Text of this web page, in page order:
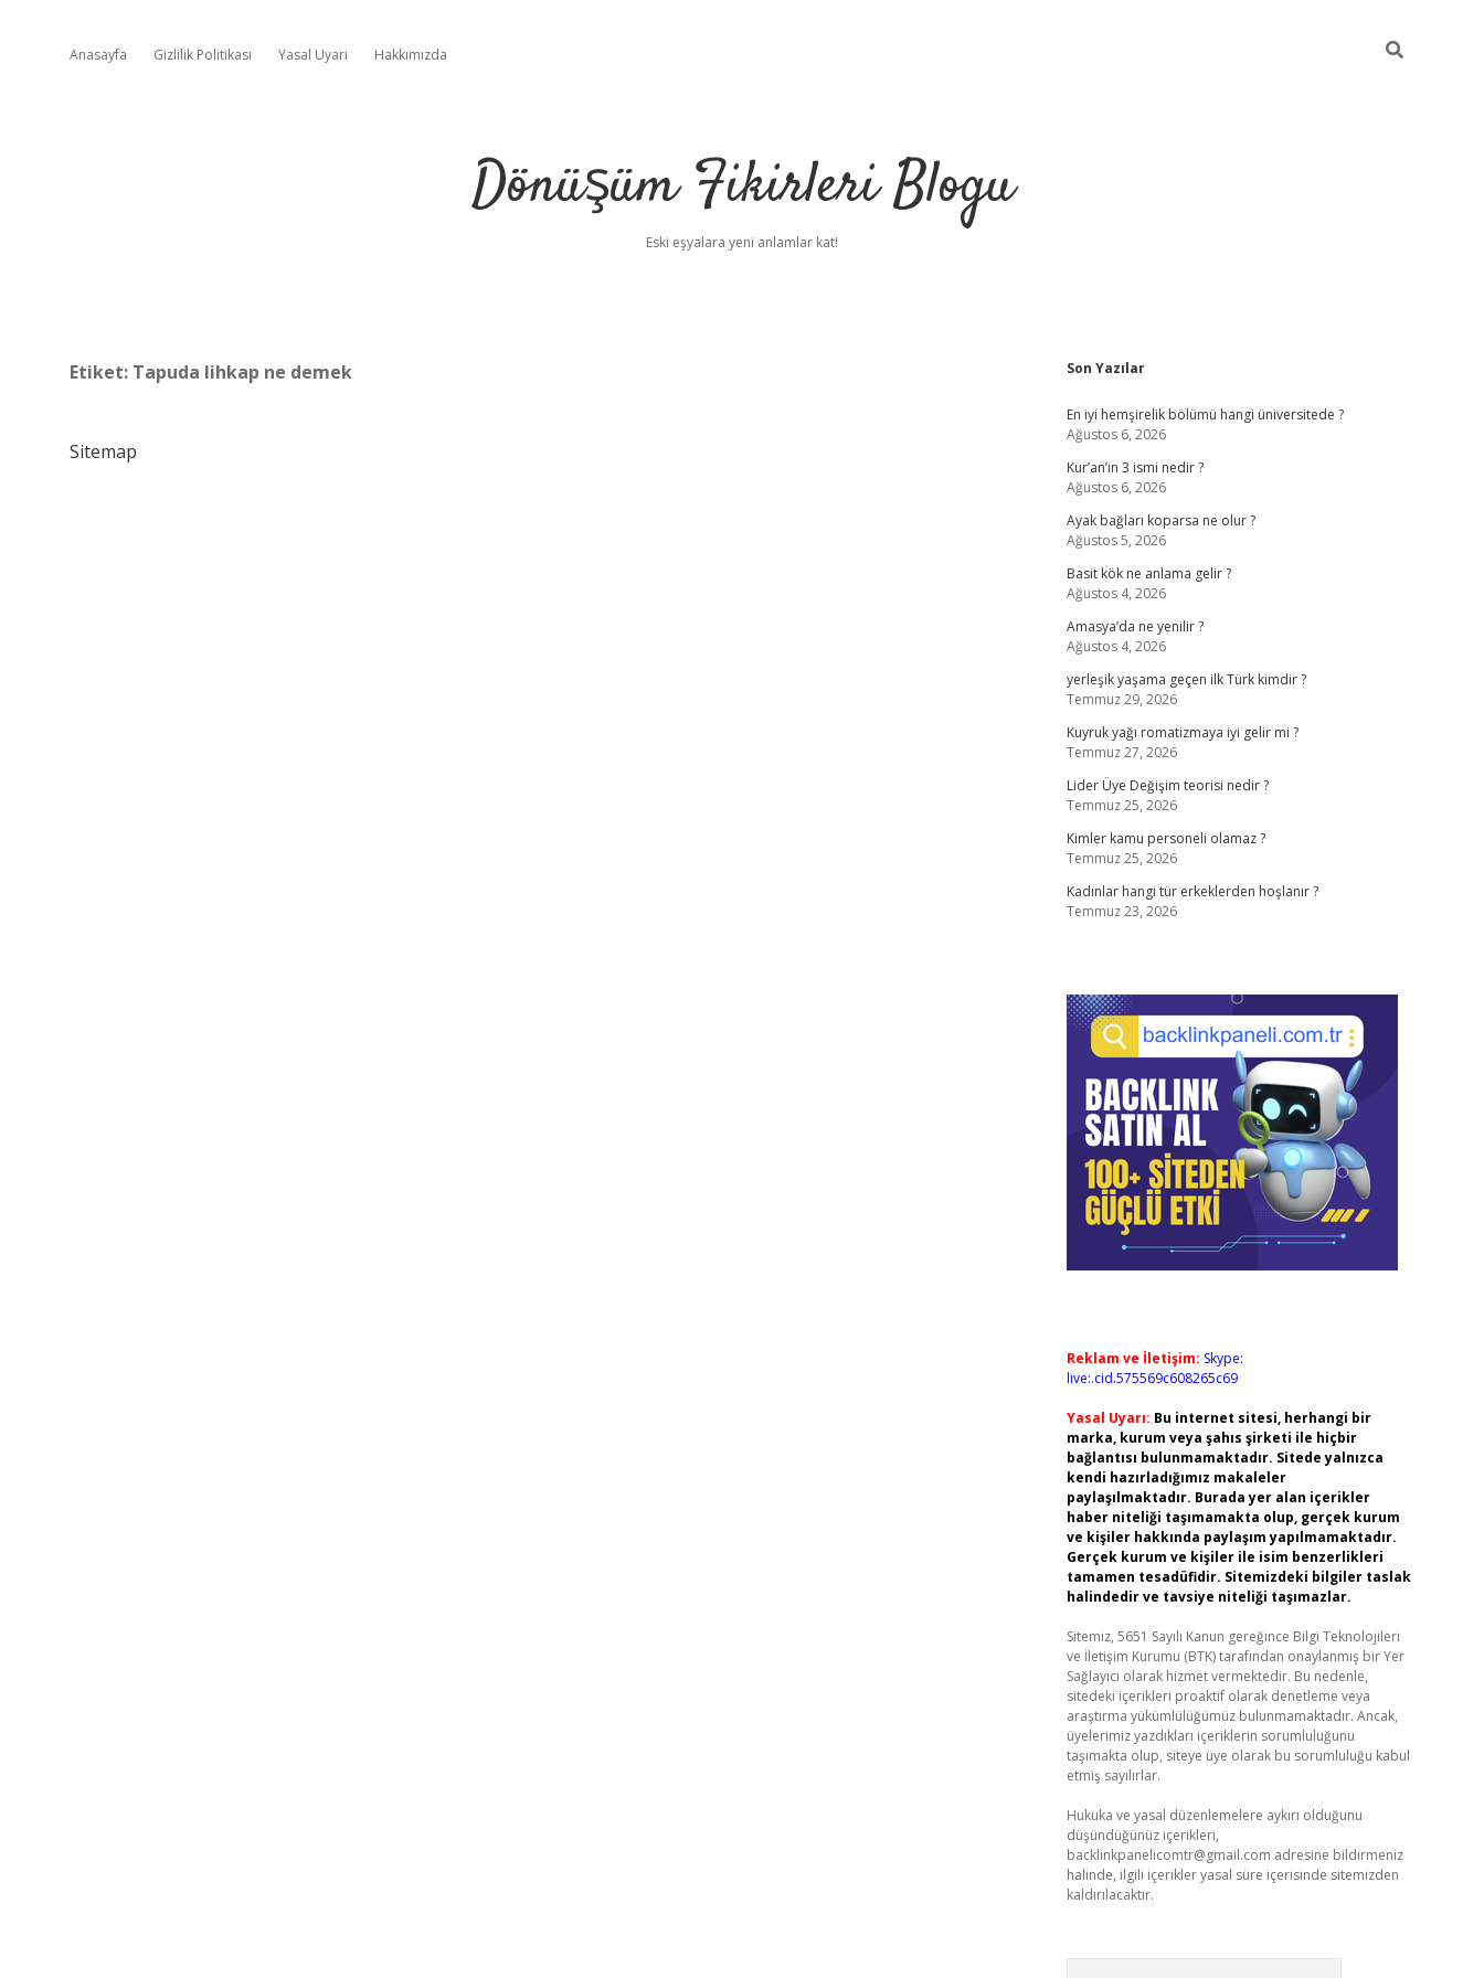
Anasayfa Gizlilik Politikası Yasal Uyarı Hakkımızda
Dönüşüm Fikirleri Blogu
Eski eşyalara yeni anlamlar kat!
Etiket: Tapuda lihkap ne demek
Sitemap
Sidebar
Son Yazılar
En iyi hemşirelik bölümü hangi üniversitede ?
Ağustos 6, 2026
Kur’an’ın 3 ismi nedir ?
Ağustos 6, 2026
Ayak bağları koparsa ne olur ?
Ağustos 5, 2026
Basit kök ne anlama gelir ?
Ağustos 4, 2026
Amasya’da ne yenilir ?
Ağustos 4, 2026
yerleşik yaşama geçen ilk Türk kimdir ?
Temmuz 29, 2026
Kuyruk yağı romatizmaya iyi gelir mi ?
Temmuz 27, 2026
Lider Üye Değişim teorisi nedir ?
Temmuz 25, 2026
Kimler kamu personeli olamaz ?
Temmuz 25, 2026
Kadınlar hangi tür erkeklerden hoşlanır ?
Temmuz 23, 2026
Reklam ve İletişim: Skype:
live:.cid.575569c608265c69
Yasal Uyarı: Bu internet sitesi, herhangi bir
marka, kurum veya şahıs şirketi ile hiçbir
bağlantısı bulunmamaktadır. Sitede yalnızca
kendi hazırladığımız makaleler
paylaşılmaktadır. Burada yer alan içerikler
haber niteliği taşımamakta olup, gerçek kurum
ve kişiler hakkında paylaşım yapılmamaktadır.
Gerçek kurum ve kişiler ile isim benzerlikleri
tamamen tesadüfidir. Sitemizdeki bilgiler taslak
halindedir ve tavsiye niteliği taşımazlar.
Sitemiz, 5651 Sayılı Kanun gereğince Bilgi Teknolojileri
ve İletişim Kurumu (BTK) tarafından onaylanmış bir Yer
Sağlayıcı olarak hizmet vermektedir. Bu nedenle,
sitedeki içerikleri proaktif olarak denetleme veya
araştırma yükümlülüğümüz bulunmamaktadır. Ancak,
üyelerimiz yazdıkları içeriklerin sorumluluğunu
taşımakta olup, siteye üye olarak bu sorumluluğu kabul
etmiş sayılırlar.
Hukuka ve yasal düzenlemelere aykırı olduğunu
düşündüğünüz içerikleri,
backlinkpanelicomtr@gmail.com adresine bildirmeniz
halinde, ilgili içerikler yasal süre içerisinde sitemizden
kaldırılacaktır.
ilbet yeni giriş